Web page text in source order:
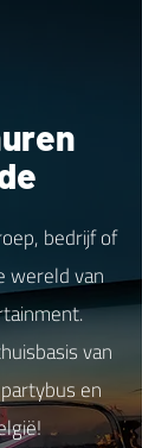
bedrijf of
wereld van
van
en